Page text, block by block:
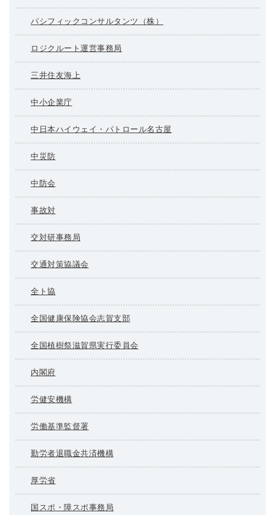
パシフィックコンサルタンツ（株）
ロジクルート運営事務局
三井住友海上
中小企業庁
中日本ハイウェイ・パトロール名古屋
中災防
中防会
事故対
交対研事務局
交通対策協議会
全ト協
全国健康保険協会志賀支部
全国植樹祭滋賀県実行委員会
内閣府
労健安機構
労働基準監督署
勤労者退職金共済機構
厚労省
国スポ・障スポ事務局